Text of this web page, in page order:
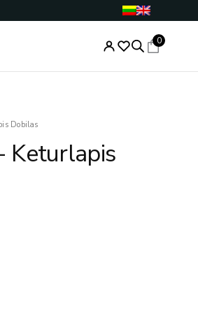
0
Dobilas
Keturlapis